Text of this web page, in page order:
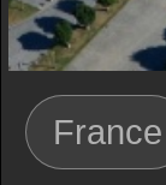
France